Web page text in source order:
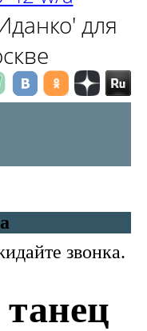
для
звонка.